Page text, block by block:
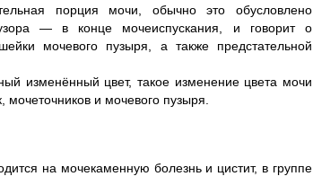
порция мочи, обычно это обусловлено
— в конце мочеиспускания, и говорит о
мочевого пузыря, а также предстательной
изменённый цвет, такое изменение цвета мочи
и мочевого пузыря.
на мочекаменную болезнь и цистит, в группе